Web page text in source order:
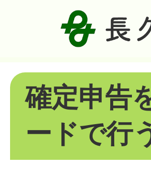
確定申告
ードで行